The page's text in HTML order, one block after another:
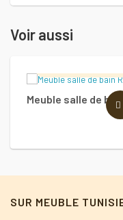
Voir aussi
Meuble salle de
SUR MEUBLE